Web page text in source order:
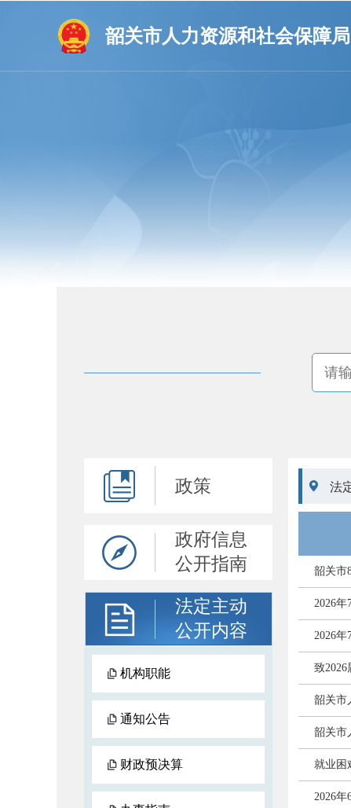
韶关市人力资源和社会保障局
政策
政府信息
公开指南
法定主动
公开内容
机构职能
通知公告
财政预决算
 法
韶关市
2026
2026
致
韶关市
韶关市
就业困
2026